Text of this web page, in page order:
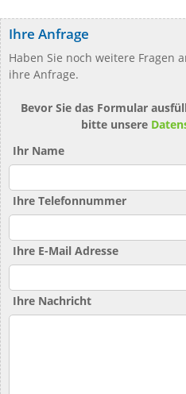
Ihre Anfrage
Haben Sie noch weitere Fragen
ihre Anfrage.
Bevor Sie das Formular
bitte unsere
Ihr Name
Ihre Telefonnummer
Ihre E-Mail Adresse
Ihre Nachricht